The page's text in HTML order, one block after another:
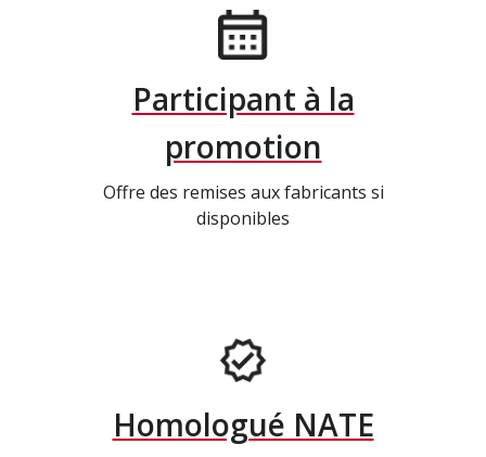
Participant à la
promotion
Offre des remises aux fabricants si
disponibles
Homologué NATE